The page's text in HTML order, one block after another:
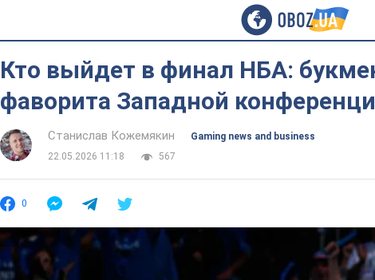
Кто выйдет в финал НБА:
фаворита Западной
Станислав Кожемякин
Gaming news and business
22.05.2026 11:18
567
0